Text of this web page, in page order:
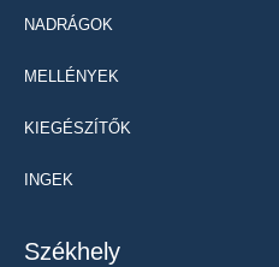
NADRÁGOK
MELLÉNYEK
KIEGÉSZÍTŐK
INGEK
Székhely